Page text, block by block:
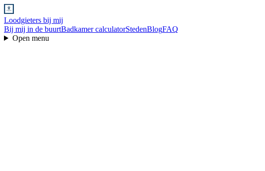
Loodgieters bij mij
Bij mij in de buurtBadkamer calculatorStedenBlogFAQ
Open menu